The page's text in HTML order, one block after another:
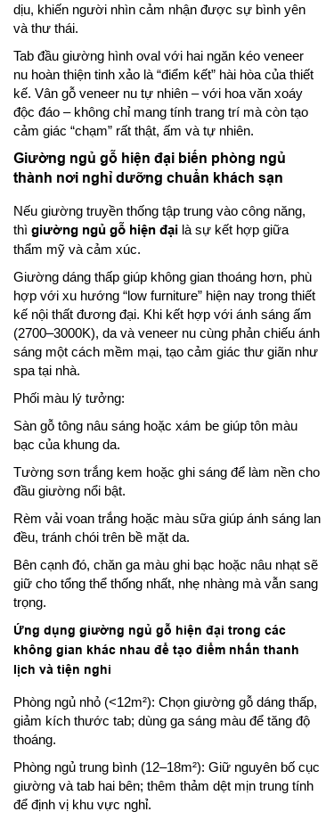
dịu, khiến người nhìn cảm nhận được sự bình yên
và thư thái.
Tab đầu giường hình oval với hai ngăn kéo veneer
nu hoàn thiện tinh xảo là “điểm kết” hài hòa của thiết
kế. Vân gỗ veneer nu tự nhiên – với hoa văn xoáy
độc đáo – không chỉ mang tính trang trí mà còn tạo
cảm giác “chạm” rất thật, ấm và tự nhiên.
Giường ngủ gỗ hiện đại biến phòng ngủ
thành nơi nghỉ dưỡng chuẩn khách sạn
Nếu giường truyền thống tập trung vào công năng,
thì giường ngủ gỗ hiện đại là sự kết hợp giữa
thẩm mỹ và cảm xúc.
Giường dáng thấp giúp không gian thoáng hơn, phù
hợp với xu hướng “low furniture” hiện nay trong thiết
kế nội thất đương đại. Khi kết hợp với ánh sáng ấm
(2700–3000K), da và veneer nu cùng phản chiếu ánh
sáng một cách mềm mại, tạo cảm giác thư giãn như
spa tại nhà.
Phối màu lý tưởng:
Sàn gỗ tông nâu sáng hoặc xám be giúp tôn màu
bạc của khung da.
Tường sơn trắng kem hoặc ghi sáng để làm nền cho
đầu giường nổi bật.
Rèm vải voan trắng hoặc màu sữa giúp ánh sáng lan
đều, tránh chói trên bề mặt da.
Bên cạnh đó, chăn ga màu ghi bạc hoặc nâu nhạt sẽ
giữ cho tổng thể thống nhất, nhẹ nhàng mà vẫn sang
trọng.
Ứng dụng giường ngủ gỗ hiện đại trong các
không gian khác nhau để tạo điểm nhấn thanh
lịch và tiện nghi
Phòng ngủ nhỏ (<12m²): Chọn giường gỗ dáng thấp,
giảm kích thước tab; dùng ga sáng màu để tăng độ
thoáng.
Phòng ngủ trung bình (12–18m²): Giữ nguyên bố cục
giường và tab hai bên; thêm thảm dệt mịn trung tính
để định vị khu vực nghỉ.